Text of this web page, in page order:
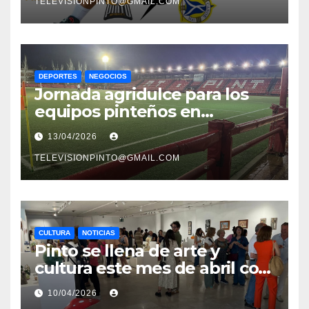
DEPORTES NEGOCIOS
Jornada agridulce para los
equipos pinteños en
Preferente con el liderato del
Atlético de Pinto bajo
amenaza
13/04/2026
TELEVISIONPINTO@GMAIL.COM
CULTURA NOTICIAS
Pinto se llena de arte y
cultura este mes de abril con
una variada programación de
exposiciones y espectáculos
10/04/2026